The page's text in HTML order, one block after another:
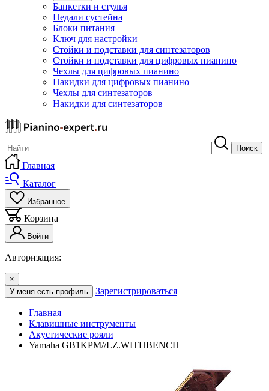
Банкетки и стулья
Педали сустейна
Блоки питания
Ключ для настройки
Стойки и подставки для синтезаторов
Стойки и подставки для цифровых пианино
Чехлы для цифровых пианино
Накидки для цифровых пианино
Чехлы для синтезаторов
Накидки для синтезаторов
Поиск
Главная
Каталог
Избранное
Корзина
Войти
Авторизация:
×
У меня есть профиль
Зарегистрироваться
Главная
Клавишные инструменты
Акустические рояли
Yamaha GB1KPM//LZ.WITHBENCH